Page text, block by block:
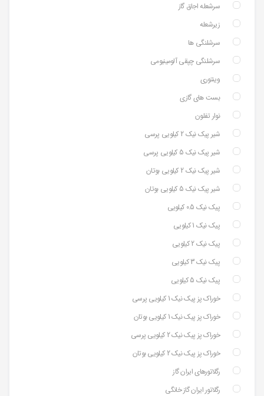
سرشعله اجاق گاز
زیرشعله
سرشلنگی ها
سرشلنگی چپقی آلومینیومی
وینتوری
بست های گازی
نوار تفلون
شیر پیک نیک 2 کیلویی پرسی
شیر پیک نیک 5 کیلویی پرسی
شیر پیک نیک 2 کیلویی بوتان
شیر پیک نیک 5 کیلویی بوتان
پیک نیک 0.5 کیلویی
پیک نیک 1 کیلویی
پیک نیک 2 کیلویی
پیک نیک 3 کیلویی
پیک نیک 5 کیلویی
خوراک پز پیک نیک 1 کیلویی پرسی
خوراک پز پیک نیک 1 کیلویی بوتان
خوراک پز پیک نیک 2 کیلویی پرسی
خوراک پز پیک نیک 2 کیلویی بوتان
رگلاتورهای ایران گاز
رگلاتور ایران گاز خانگی